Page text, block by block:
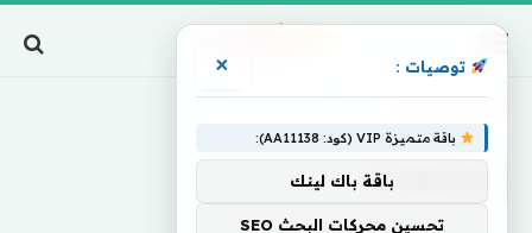
وفيديوهات
توصيات : ×
باقة متميزة VIP (كود: AA11138):
باقة باك لينك
تحسين محركات البحث SEO